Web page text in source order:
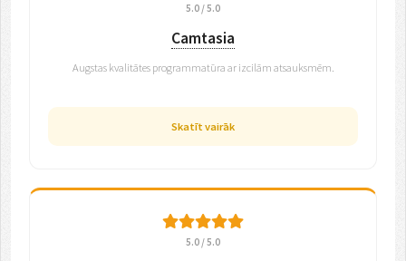
5.0 / 5.0
Camtasia
Augstas kvalitātes programmatūra ar izcilām atsauksmēm.
Skatīt vairāk
5.0 / 5.0